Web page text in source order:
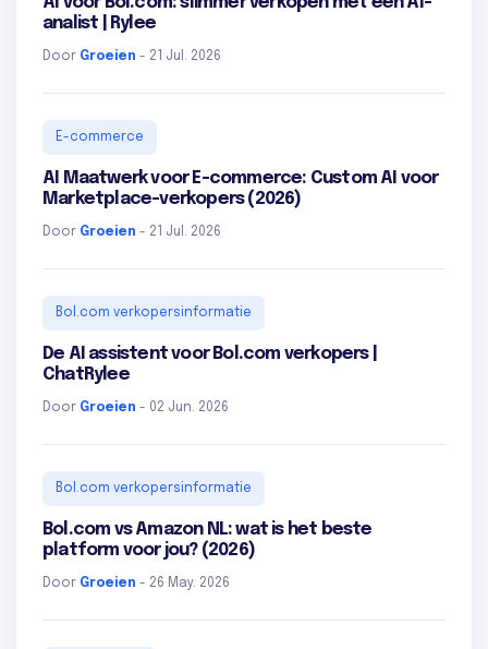
analist | Rylee
Door Groeien - 21 Jul. 2026
E-commerce
AI Maatwerk voor E-commerce: Custom AI voor
Marketplace-verkopers (2026)
Door Groeien - 21 Jul. 2026
Bol.com verkopersinformatie
De AI assistent voor Bol.com verkopers |
ChatRylee
Door Groeien - 02 Jun. 2026
Bol.com verkopersinformatie
Bol.com vs Amazon NL: wat is het beste
platform voor jou? (2026)
Door Groeien - 26 May. 2026